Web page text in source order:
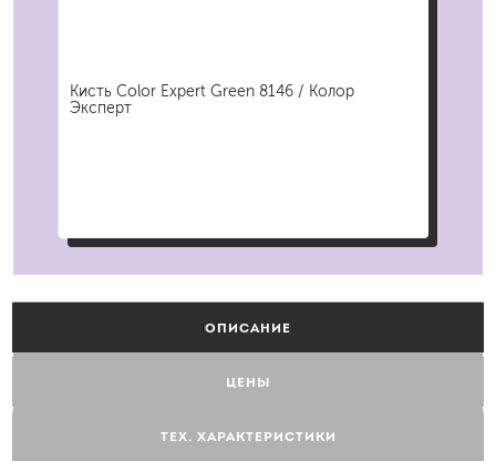
Кисть Color Expert Green 8146 / Колор
Эксперт
ОПИСАНИЕ
ЦЕНЫ
ТЕХ. ХАРАКТЕРИСТИКИ